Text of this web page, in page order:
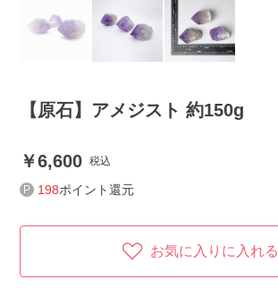
【原石】アメジスト 約150g
6,600 税込
198ポイント還元
お気に入りに入れる